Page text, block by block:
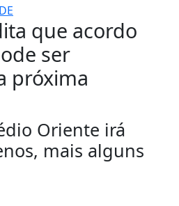
que acordo
ser
próxima
Oriente irá
mais alguns